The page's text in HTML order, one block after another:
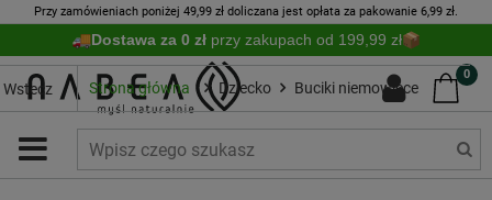
Przy zamówieniach poniżej 49,99 zł doliczana jest opłata za pakowanie 6,99 zł.
Dostawa za 0 zł przy zakupach od 199,99 zł
0
Wstecz Strona główna Dziecko Buciki niemowlęce